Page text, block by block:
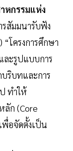
หกรรมแห่ง
รสัมมนารับฟัง
โครงการศึกษา
ละรูปแบบการ
บริบทและการ
ทำให้
ลัก (Core
อจัดตั้งเป็น